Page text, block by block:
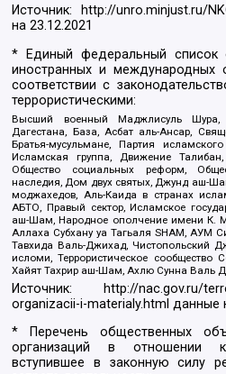
Источник: http://unro.minjust.ru/
на23.12.2021
* Единый федеральный список
иностранных и международных
соответствии с
террористическими:
Высший военный Маджлисуль Шура,
Дагестана, База, Асбат аль-Ансар,
Братья-мусульмане, Партия
Исламская группа, Движение
Общество социальных реформ,
наследия, Дом двух святых, Джунд аш-
моджахедов, Аль-Каида в странах
АБТО, Правый сектор, Исламское
аш-Шам, Народное ополчение имени К.
Аллаха Субхану уа Тагьаля SHAM, АУМ
Тавхида Валь-Джихад, Чистопольский
исломи, Террористическое сообщество
Хайят Тахрир аш-Шам, Ахлю Сунна Валь
Источник:
http://nac.gov.ru/
organizacii-i-materialy.html данные
* Перечень общественных
организаций в отношении
вступившее в законную силу